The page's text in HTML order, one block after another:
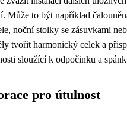
Může to být například
noční stolky se zásuvkami
tvořit harmonický celek a
sloužící k odpočinku a
pro útulnost